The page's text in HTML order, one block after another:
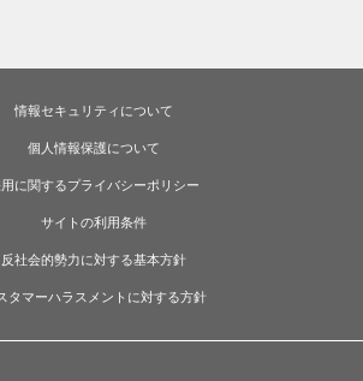
情報セキュリティについて
個人情報保護について
に関するプライバシーポリシー
サイトの利用条件
反社会的勢力に対する基本方針
タマーハラスメントに対する方針